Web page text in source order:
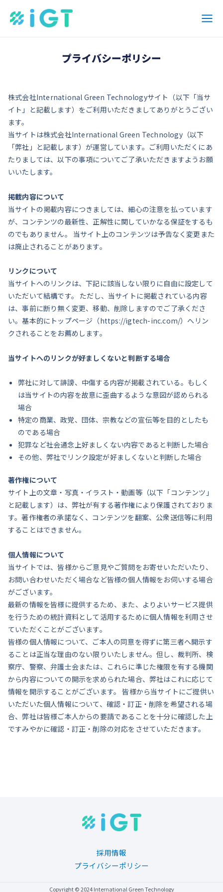
プライバシーポリシー
株式会社International Green Technologyサイト（以下「当サ
イト」と記載します）をご利用いただきましてありがとうござい
ます。
当サイトは株式会社International Green Technology（以下
「弊社」と記載します）が運営しています。ご利用いただくにあ
たりましては、以下の事項についてご了承いただきますようお願
いいたします。
掲載内容について
当サイトの掲載内容につきましては、細心の注意を払っています
が、コンテンツの最新性、正解性に関していかなる保証をするも
のでもありません。 当サイト上のコンテンツは予告なく変更また
は廃止されることがあります。
リンクについて
当サイトへのリンクは、下記に該当しない限りに自由に設定して
いただいて結構です。 ただし、当サイトに掲載されている内容
は、事前に断り無く変更、移動、削除しますのでご了承くださ
い。基本的にトップページ（https://igtech-inc.com/）へリン
クされることをお薦めします。
当サイトへのリンクが好ましくないと判断する場合
弊社に対して誹謗、中傷する内容が掲載されている。もしく
は当サイトの内容を故意に歪曲するような意図が認められる
場合
特定の商業、政党、団体、宗教などの宣伝等を目的としたも
のである場合
犯罪など社会通念上好ましくない内容であると判断した場合
その他、弊社でリンク設定が好ましくないと判断した場合
著作権について
サイト上の文章・写真・イラスト・動画等（以下「コンテンツ」
と記載します）は、弊社が有する著作権により保護されておりま
す。著作権者の承諾なく、コンテンツを翻案、公衆送信等に利用
することはできません。
個人情報について
当サイトでは、皆様からご意見やご質問をお寄せいただいたり、
お問い合わせいただく場合など皆様の個人情報をお伺いする場合
がございます。
最新の情報を皆様に提供するため、また、よりよいサービス提供
を行うための統計資料として活用するために個人情報を利用させ
ていただくことがございます。
皆様の個人情報について、ご本人の同意を得ずに第三者へ開示す
ることは正当な理由のない限りいたしません。但し、裁判所、検
察庁、警察、弁護士会または、これらに準じた権限を有する機関
から内容についての開示を求められた場合、弊社はこれに応じて
情報を開示することがございます。 皆様から当サイトにご提供い
いただいた個人情報について、確認・訂正・削除を希望される場
合、弊社は皆様ご本人からの要請であることを十分に確認した上
ですみやかに確認・訂正・削除の対応をさせていただきます。
採用情報
プライバシーポリシー
Copyright © 2024 International Green Technology